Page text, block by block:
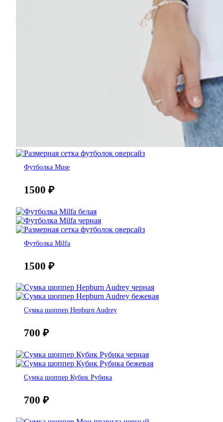
Футболка Muse
1500 ₽
Футболка Milfa
1500 ₽
Сумка шоппер Hepburn Audrey
700 ₽
Сумка шоппер Кубик Рубика
700 ₽